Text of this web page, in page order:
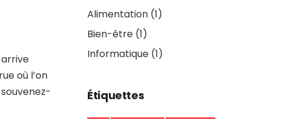
arrive
où l’on
Alimentation (1)
Bien-être (1)
Informatique (1)
Étiquettes